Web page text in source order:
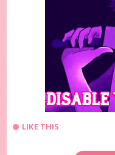
LIKE THIS